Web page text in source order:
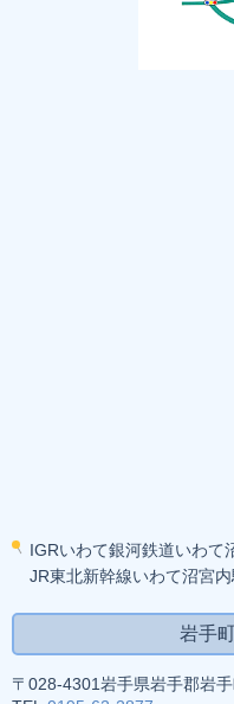
IGRいわて銀河鉄道いわて
JR東北新幹線いわて沼宮
岩手
〒028-4301岩手県岩手郡岩